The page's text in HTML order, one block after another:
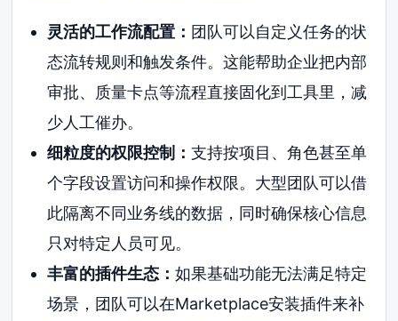
灵活的工作流配置： 团队可以自定义任务的状
态流转规则和触发条件。这能帮助企业把内部
审批、质量卡点等流程直接固化到工具里，减
少人工催办。
细粒度的权限控制： 支持按项目、角色甚至单
个字段设置访问和操作权限。大型团队可以借
此隔离不同业务线的数据，同时确保核心信息
只对特定人员可见。
丰富的插件生态： 如果基础功能无法满足特定
场景，团队可以在Marketplace安装插件来补